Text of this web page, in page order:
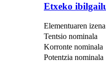
Etxeko
Elementuaren izena
Tentsio nominala
Korronte nominala
Potentzia nominala